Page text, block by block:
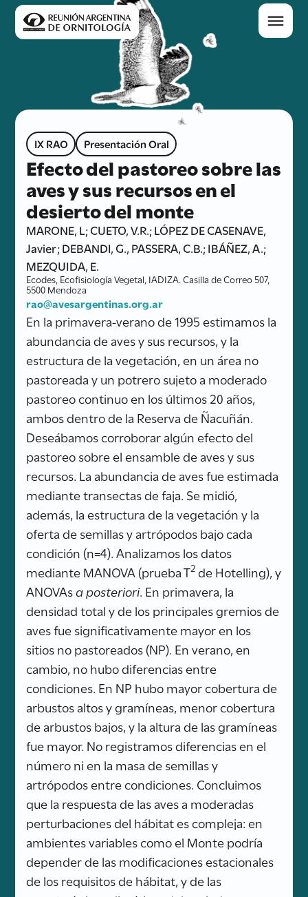
IX RAO Presentación Oral
Efecto del pastoreo sobre las
aves y sus recursos en el
desierto del monte
MARONE, L; CUETO, V.R.; LÓPEZ DE CASENAVE,
Javier; DEBANDI, G., PASSERA, C.B.; IBÁÑEZ, A.;
MEZQUIDA, E.
Ecodes, Ecofisiología Vegetal, IADIZA. Casilla de Correo 507,
5500 Mendoza
rao@avesargentinas.org.ar
En la primavera-verano de 1995 estimamos la
abundancia de aves y sus recursos, y la
estructura de la vegetación, en un área no
pastoreada y un potrero sujeto a moderado
pastoreo continuo en los últimos 20 años,
ambos dentro de la Reserva de Ñacuñán.
Deseábamos corroborar algún efecto del
pastoreo sobre el ensamble de aves y sus
recursos. La abundancia de aves fue estimada
mediante transectas de faja. Se midió,
además, la estructura de la vegetación y la
oferta de semillas y artrópodos bajo cada
condición (n=4). Analizamos los datos
mediante MANOVA (prueba T2 de Hotelling), y
ANOVAsa posteriori. En primavera, la
densidad total y de los principales gremios de
aves fue significativamente mayor en los
sitios no pastoreados (NP). En verano, en
cambio, no hubo diferencias entre
condiciones. En NP hubo mayor cobertura de
arbustos altos y gramíneas, menor cobertura
de arbustos bajos, y la altura de las gramíneas
fue mayor. No registramos diferencias en el
número ni en la masa de semillas y
artrópodos entre condiciones. Concluimos
que la respuesta de las aves a moderadas
perturbaciones del hábitat es compleja: en
ambientes variables como el Monte podría
depender de las modificaciones estacionales
de los requisitos de hábitat, y de las